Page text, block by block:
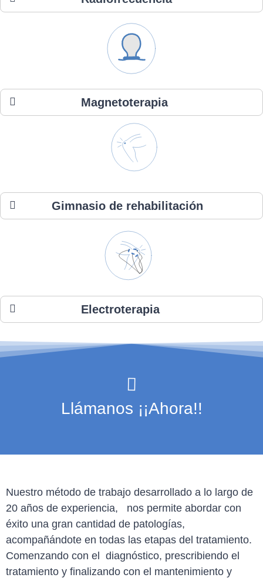
Magnetoterapia
Gimnasio de rehabilitación
Electroterapia
Llámanos ¡¡Ahora!!
Nuestro método de trabajo desarrollado a lo largo de
20 años de experiencia, nos permite abordar con
éxito una gran cantidad de patologías,
acompañándote en todas las etapas del tratamiento.
Comenzando con el diagnóstico, prescribiendo el
tratamiento y finalizando con el mantenimiento y